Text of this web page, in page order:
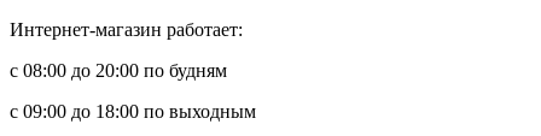
Интернет-магазин работает:
с 08:00 до 20:00 по будням
с 09:00 до 18:00 по выходным